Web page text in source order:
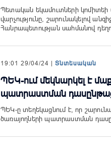
Պետական եկամուտների կոմիտեի
վարչությունը, շարունակելով
Հանրապետության սահմանով
19:01 29/04/24 | Տնտեսական
ՊԵԿ-ում մեկնարկել է
պատրաստման դասընթացի
ՊԵԿ-ը տեղեկացնում է, որ
ծառայողների պատրաստման